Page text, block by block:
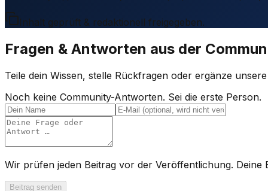
Inhalt geprüft & redaktionell freigegeben.
Fragen & Antworten aus der
Teile dein Wissen, stelle Rückfragen oder ergänze
Noch keine Community-Antworten. Sei die erste Person.
Wir prüfen jeden Beitrag vor der Veröffentlichung. Deine
Beitrag senden